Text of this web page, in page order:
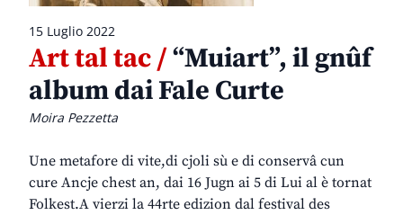
15 Luglio 2022
Art tal tac /“Muiart”, il gnûf
album dai Fale Curte
Moira Pezzetta
Une metafore di vite,di cjoli sù e di conservâ cun
cure Ancje chest an, dai 16 Jugn ai 5 di Lui al è tornat
Folkest.A vierzi la 44rte edizion dal festival des